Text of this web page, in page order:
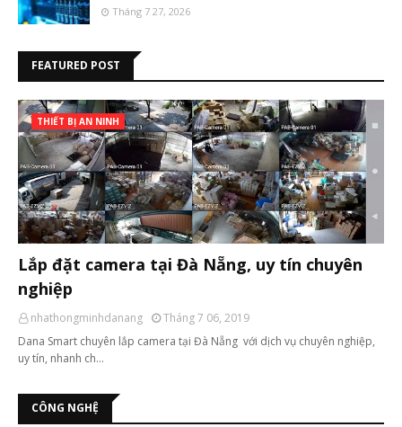
Tháng 7 27, 2026
FEATURED POST
THIẾT BỊ AN NINH
Lắp đặt camera tại Đà Nẵng, uy tín chuyên
nghiệp
nhathongminhdanang
Tháng 7 06, 2019
Dana Smart chuyên lắp camera tại Đà Nẵng với dịch vụ chuyên nghiệp,
uy tín, nhanh ch…
CÔNG NGHỆ